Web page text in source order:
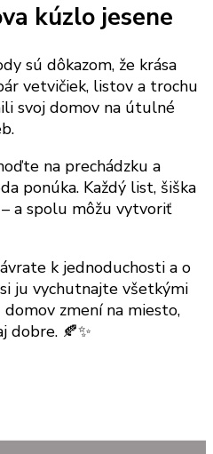
kúzlo jesene
sú dôkazom, že krása
vetvičiek, listov a trochu
svoj domov na útulné
na prechádzku a
ponúka. Každý list, šiška
a spolu môžu vytvoriť
k jednoduchosti a o
ju vychutnajte všetkými
domov zmení na miesto,
dobre. 🍂✨